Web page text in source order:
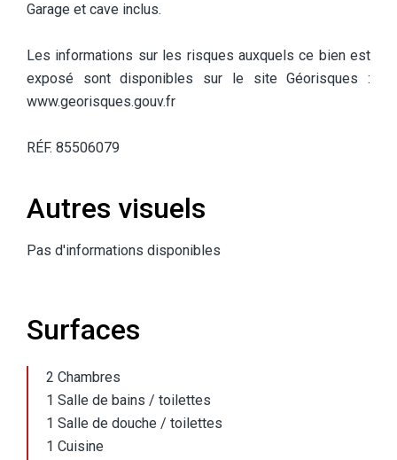
Garage et cave inclus.
Les informations sur les risques auxquels ce bien est
exposé sont disponibles sur le site Géorisques :
www.georisques.gouv.fr
RÉF. 85506079
Autres visuels
Pas d'informations disponibles
Surfaces
2 Chambres
1 Salle de bains / toilettes
1 Salle de douche / toilettes
1 Cuisine